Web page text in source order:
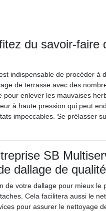
du savoir-faire
indispensable de procéder à
de terrasse avec des
enlever les mauvaises
à haute pression qui peut
impeccables. Se prélasser
SB
dallage de qualité
de votre dallage pour mieux le
Cela facilitera aussi le
pour assurer le nettoyage